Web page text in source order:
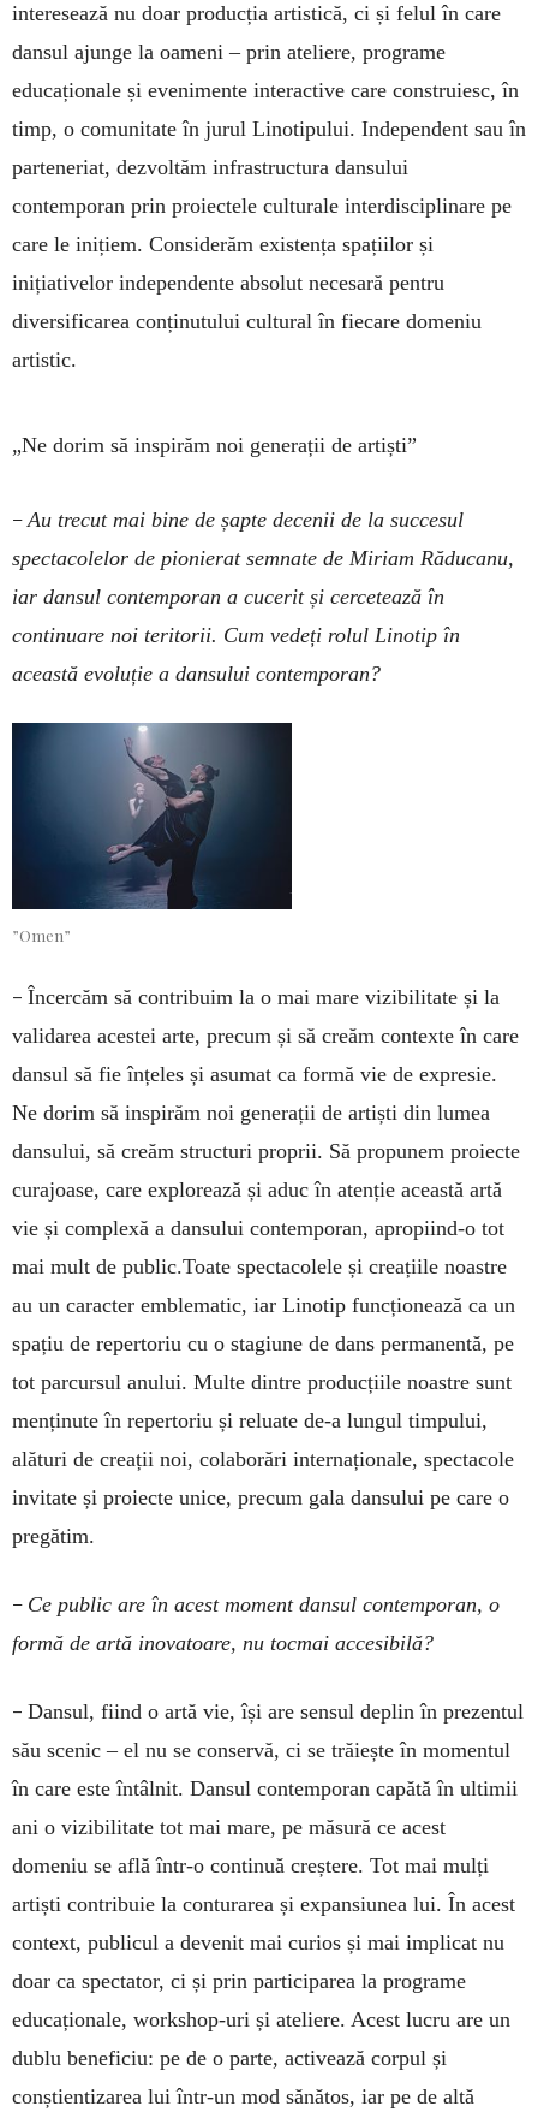
interesează nu doar producția artistică, ci și felul în care
dansul ajunge la oameni – prin ateliere, programe
educaționale și evenimente interactive care construiesc, în
timp, o comunitate în jurul Linotipului. Independent sau în
parteneriat, dezvoltăm infrastructura dansului
contemporan prin proiectele culturale interdisciplinare pe
care le inițiem. Considerăm existența spațiilor și
inițiativelor independente absolut necesară pentru
diversificarea conținutului cultural în fiecare domeniu
artistic.
„Ne dorim să inspirăm noi generații de artiști”
–Au trecut mai bine de șapte decenii de la succesul
spectacolelor de pionierat semnate de Miriam Răducanu,
iar dansul contemporan a cucerit și cercetează în
continuare noi teritorii. Cum vedeți rolul Linotip în
această evoluție a dansului contemporan?
”Omen”
– Încercăm să contribuim la o mai mare vizibilitate și la
validarea acestei arte, precum și să creăm contexte în care
dansul să fie înțeles și asumat ca formă vie de expresie.
Ne dorim să inspirăm noi generații de artiști din lumea
dansului, să creăm structuri proprii. Să propunem proiecte
curajoase, care explorează și aduc în atenție această artă
vie și complexă a dansului contemporan, apropiind-o tot
mai mult de public.Toate spectacolele și creațiile noastre
au un caracter emblematic, iar Linotip funcționează ca un
spațiu de repertoriu cu o stagiune de dans permanentă, pe
tot parcursul anului. Multe dintre producțiile noastre sunt
menținute în repertoriu și reluate de-a lungul timpului,
alături de creații noi, colaborări internaționale, spectacole
invitate și proiecte unice, precum gala dansului pe care o
pregătim.
– Ce public are în acest moment dansul contemporan, o
formă de artă inovatoare, nu tocmai accesibilă?
– Dansul, fiind o artă vie, își are sensul deplin în prezentul
său scenic – el nu se conservă, ci se trăiește în momentul
în care este întâlnit. Dansul contemporan capătă în ultimii
ani o vizibilitate tot mai mare, pe măsură ce acest
domeniu se află într-o continuă creștere. Tot mai mulți
artiști contribuie la conturarea și expansiunea lui. În acest
context, publicul a devenit mai curios și mai implicat nu
doar ca spectator, ci și prin participarea la programe
educaționale, workshop-uri și ateliere. Acest lucru are un
dublu beneficiu: pe de o parte, activează corpul și
conștientizarea lui într-un mod sănătos, iar pe de altă